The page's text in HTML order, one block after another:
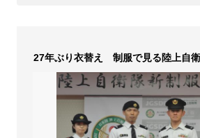
27年ぶり衣替え 制服で見る陸上自